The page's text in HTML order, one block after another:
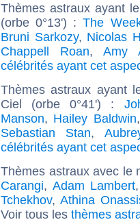
Thèmes astraux ayant
(orbe 0°13') :The
Bruni Sarkozy, Nicolas
Chappell Roan, Amy
célébrités ayant cet
Thèmes astraux ayant
Ciel (orbe 0°41') :
Manson, Hailey Baldwin
Sebastian Stan,
célébrités ayant cet
Thèmes astraux avec le
Carangi, Adam Lambert
Tchekhov, Athina
Voir tous les thèmes